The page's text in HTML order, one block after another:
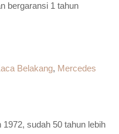
bergaransi 1 tahun
Belakang, Mercedes
sudah 50 tahun lebih